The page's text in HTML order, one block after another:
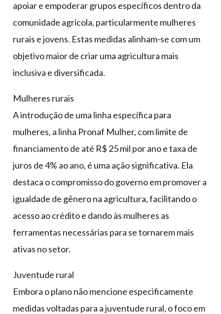
apoiar e empoderar grupos específicos dentro da
comunidade agrícola, particularmente mulheres
rurais e jovens. Estas medidas alinham-se com um
objetivo maior de criar uma agricultura mais
inclusiva e diversificada.
Mulheres rurais
A introdução de uma linha específica para
mulheres, a linha Pronaf Mulher, com limite de
financiamento de até R$ 25 mil por ano e taxa de
juros de 4% ao ano, é uma ação significativa. Ela
destaca o compromisso do governo em promover a
igualdade de gênero na agricultura, facilitando o
acesso ao crédito e dando às mulheres as
ferramentas necessárias para se tornarem mais
ativas no setor.
Juventude rural
Embora o plano não mencione especificamente
medidas voltadas para a juventude rural, o foco em